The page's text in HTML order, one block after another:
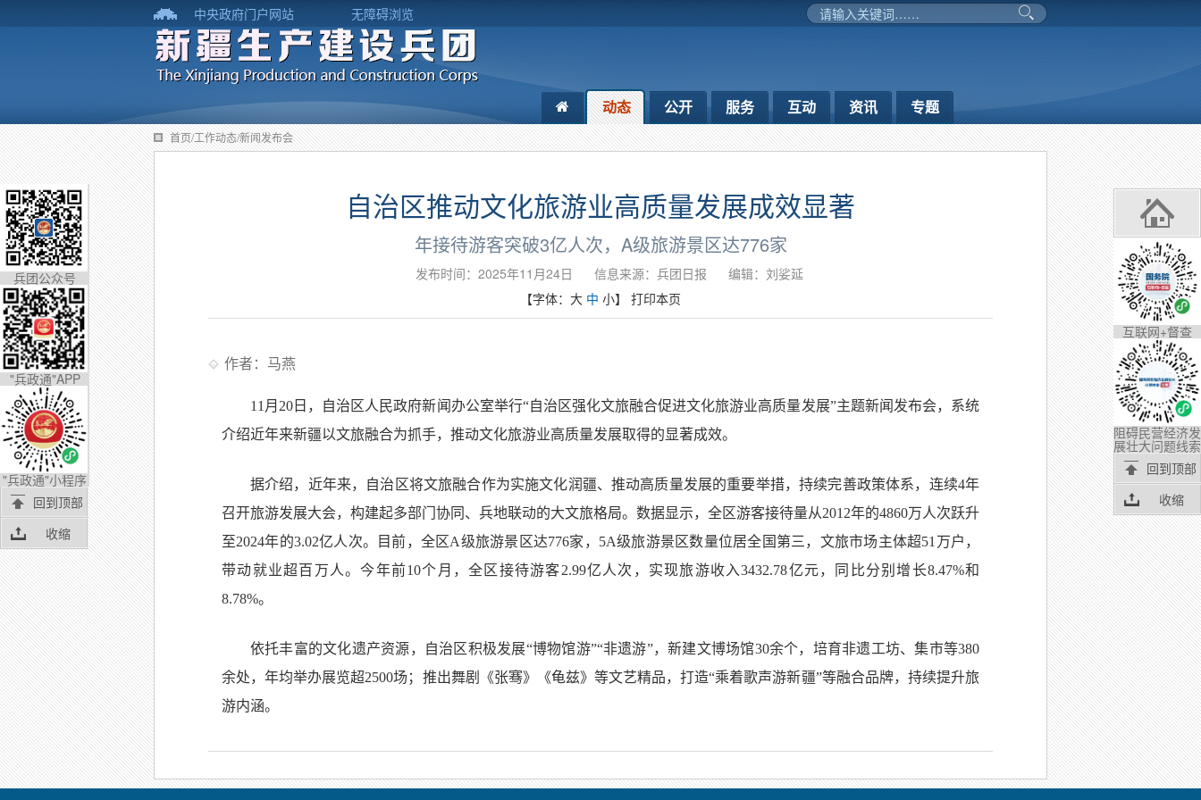
中央政府门户网站 无障碍浏览
动态 公开 服务 互动 资讯 专题
首页/工作动态/新闻发布会
自治区推动文化旅游业高质量发展成效显著
年接待游客突破3亿人次，A级旅游景区达776家
发布时间：2025年11月24日 信息来源：​兵团日报
编辑：刘娑延
【字体： 大 中 小】 打印本页
作者：马燕
11月20日，自治区人民政府新闻办公室举行“自治区强化文旅融合促进文化旅游业高质量发展”主题新闻发布会，系统
介绍近年来新疆以文旅融合为抓手，推动文化旅游业高质量发展取得的显著成效。
据介绍，近年来，自治区将文旅融合作为实施文化润疆、推动高质量发展的重要举措，持续完善政策体系，连续4年
召开旅游发展大会，构建起多部门协同、兵地联动的大文旅格局。数据显示，全区游客接待量从2012年的4860万人次跃升
至2024年的3.02亿人次。目前，全区A级旅游景区达776家，5A级旅游景区数量位居全国第三，文旅市场主体超51万户，
带动就业超百万人。今年前10个月，全区接待游客2.99亿人次，实现旅游收入3432.78亿元，同比分别增长8.47%和
8.78%。
依托丰富的文化遗产资源，自治区积极发展“博物馆游”“非遗游”，新建文博场馆30余个，培育非遗工坊、集市等380
余处，年均举办展览超2500场；推出舞剧《张骞》《龟兹》等文艺精品，打造“乘着歌声游新疆”等融合品牌，持续提升旅
游内涵。
互联网+督查
阻碍民营经济发
展壮大问题线索
回到顶部
收缩
兵团公众号
"兵政通"APP
"兵政通"小程序
回到顶部
收缩